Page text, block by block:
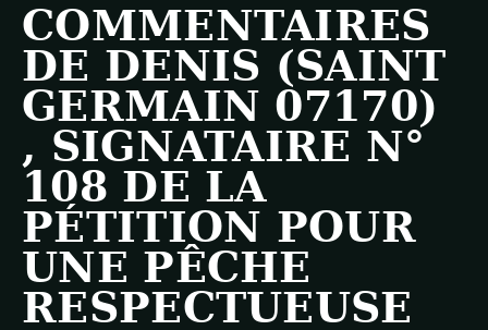
COMMENTAIRES
DE DENIS (SAINT
GERMAIN 07170)
, SIGNATAIRE N°
108 DE LA
PÉTITION POUR
UNE PÊCHE
RESPECTUEUSE